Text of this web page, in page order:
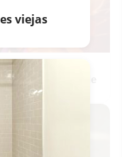
¡Cómo los de
viejas